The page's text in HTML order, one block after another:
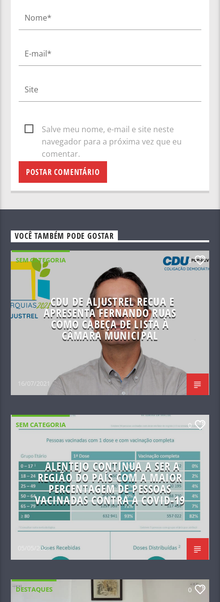
Salve meu nome, e-mail e site neste
navegador para a próxima vez que eu
comentar.
VOCÊ TAMBÉM PODE GOSTAR
SEM CATEGORIA 0
CDU DE ALJUSTREL RECUA E
APRESENTA FERNANDO RUAS
COMO CABEÇA DE LISTA À
CÂMARA MUNICIPAL
16/07/2021
SEM CATEGORIA 0
ALENTEJO CONTINUA A SER A
REGIÃO DO PAÍS COM A MAIOR
PERCENTAGEM DE PESSOAS
VACINADAS CONTRA A COVID-19
05/05/2021
DESTAQUES 0